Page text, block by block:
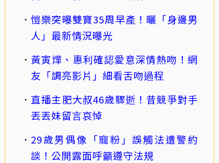
愷樂突曝雙寶35周早產！曬「身邊男
人」最新情況曝光
黃寅燁、惠利確認愛意深情熱吻！網
友「調亮影片」細看舌吻過程
直播主肥大叔46歲驟逝！昔競爭對手
丟丟妹留言哀悼
29歲男偶像「寵粉」誤觸法遭警約
談！公開露面呼籲遵守法規